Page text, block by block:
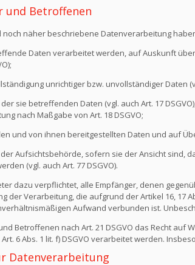
und Betroffenen
noch näher beschriebene Datenverarbeitung
Daten verarbeitet werden, auf Auskunft
unrichtiger bzw. unvollständiger Daten
sie betreffenden Daten (vgl. auch Art. 17
nach Maßgabe von Art. 18 DSGVO;
und von ihnen bereitgestellten Daten und auf
Aufsichtsbehörde, sofern sie der Ansicht sind,
(vgl. auch Art. 77 DSGVO).
dazu verpflichtet, alle Empfänger, denen
der Verarbeitung, die aufgrund der Artikel 16, 17
Aufwand verbunden ist.
Betroffenen nach Art. 21 DSGVO das Recht
6 Abs. 1 lit. f) DSGVO verarbeitet werden.
Datenverarbeitung